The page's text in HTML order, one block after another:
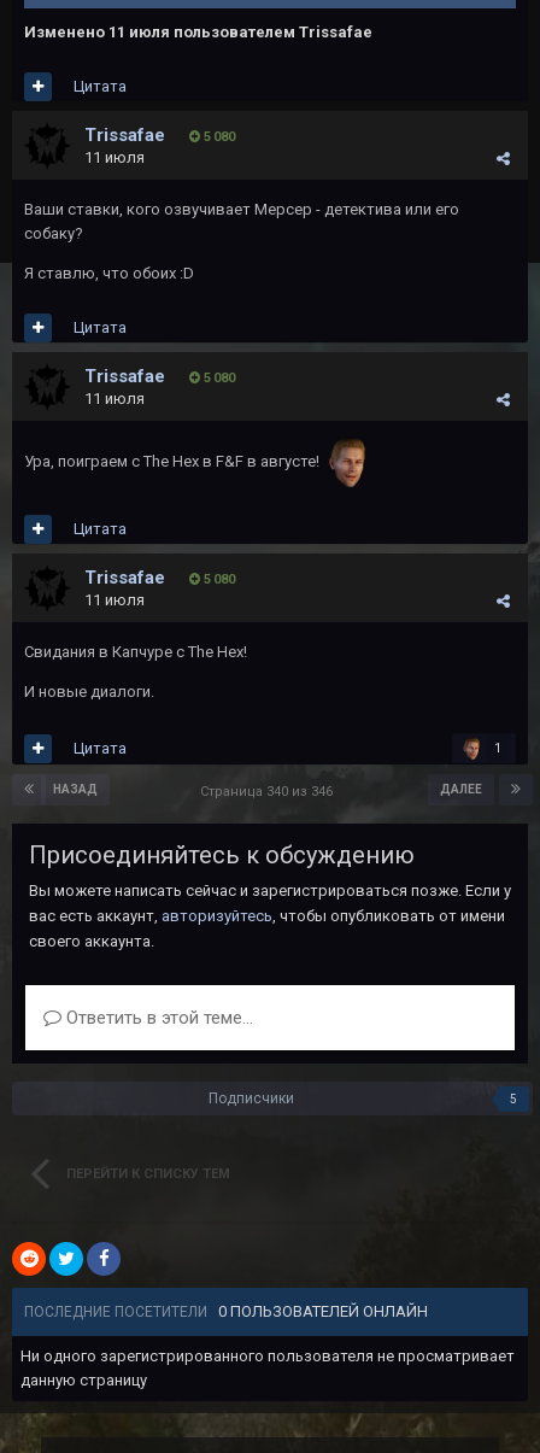
Изменено 11 июля пользователем Trissafae
Цитата
Trissafae 5 080
11 июля
Ваши ставки, кого озвучивает Мерсер - детектива или его
собаку?
Я ставлю, что обоих :D
Цитата
Trissafae 5 080
11 июля
Ура, поиграем с The Hex в F&F в августе!
Цитата
Trissafae 5 080
11 июля
Свидания в Капчуре с The Hex!
И новые диалоги.
1
Цитата
НАЗАД ДАЛЕЕ
Страница 340 из 346
Присоединяйтесь к обсуждению
Вы можете написать сейчас и зарегистрироваться позже. Если у
вас есть аккаунт, авторизуйтесь, чтобы опубликовать от имени
своего аккаунта.
Ответить в этой теме...
Подписчики 5
ПЕРЕЙТИ К СПИСКУ ТЕМ
ПОСЛЕДНИЕ ПОСЕТИТЕЛИ 0 ПОЛЬЗОВАТЕЛЕЙ ОНЛАЙН
Ни одного зарегистрированного пользователя не просматривает
данную страницу